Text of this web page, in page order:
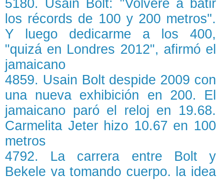
5180. Usain Bolt: "Volveré a batir
los récords de 100 y 200 metros".
Y luego dedicarme a los 400,
"quizá en Londres 2012", afirmó el
jamaicano
4859. Usain Bolt despide 2009 con
una nueva exhibición en 200. El
jamaicano paró el reloj en 19.68.
Carmelita Jeter hizo 10.67 en 100
metros
4792. La carrera entre Bolt y
Bekele va tomando cuerpo. la idea